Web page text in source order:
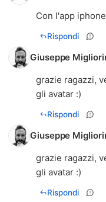
Con l'app
Rispondi
Giuseppe
grazie ragazzi,
gli avatar :)
Rispondi
Giuseppe
grazie ragazzi,
gli avatar :)
Rispondi